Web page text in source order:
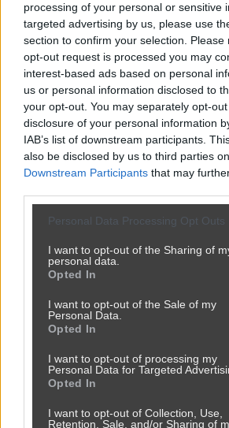
processing of your personal or sensitive
targeted advertising by us, please use
section to confirm your selection.
opt-out request is processed you may
interest-based ads based on personal
us or personal information disclosed to
your opt-out. You may separately opt-
disclosure of your personal information
IAB’s list of downstream participants.
also be disclosed by us to third parties
Downstream Participants that may
Personal Data Processing Opt Outs
I want to opt-out of the Sharing of
personal data.
Opted In
I want to opt-out of the Sale of my
Personal Data.
Opted In
I want to opt-out of processing my
Personal Data for Targeted
Opted In
I want to opt-out of Collection, Use,
Retention, Sale, and/or Sharing of
Awantura kierowców w Gdańsku. Zamiast
ruch...
373 2
Taksówkarz pokazał jak omija podatki i
302 0